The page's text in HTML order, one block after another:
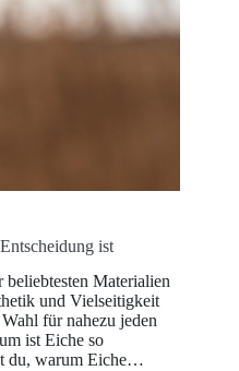
ist
beliebtesten Materialien
und Vielseitigkeit
für nahezu jeden
ist Eiche so
du, warum Eiche…